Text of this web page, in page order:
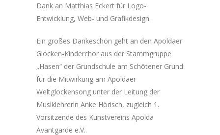
Dank an Matthias Eckert für Logo-
Entwicklung, Web- und Grafikdesign.
Ein großes Dankeschön geht an den Apoldaer
Glocken-Kinderchor aus der Stammgruppe
„Hasen“ der Grundschule am Schötener Grund
für die Mitwirkung am Apoldaer
Weltglockensong unter der Leitung der
Musiklehrerin Anke Hörisch, zugleich 1.
Vorsitzende des Kunstvereins Apolda
Avantgarde e.V..